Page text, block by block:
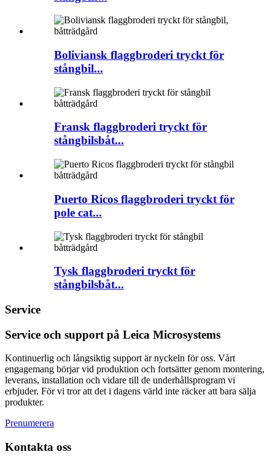
Boliviansk flaggbroderi tryckt för
stångbil...
Fransk flaggbroderi tryckt för
stångbilsbåt...
Puerto Ricos flaggbroderi tryckt för
pole cat...
Tysk flaggbroderi tryckt för
stångbilsbåt...
Service
Service och support på Leica Microsystems
Kontinuerlig och långsiktig support är nyckeln för oss. Vårt
engagemang börjar vid produktion och fortsätter genom montering,
leverans, installation och vidare till de underhållsprogram vi
erbjuder. För vi tror att det i dagens värld inte räcker att bara sälja
produkter.
Prenumerera
Kontakta oss